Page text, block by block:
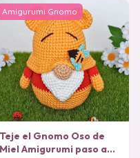
Amigurumi Gnomo
Teje el Gnomo Oso de
Miel Amigurumi paso a